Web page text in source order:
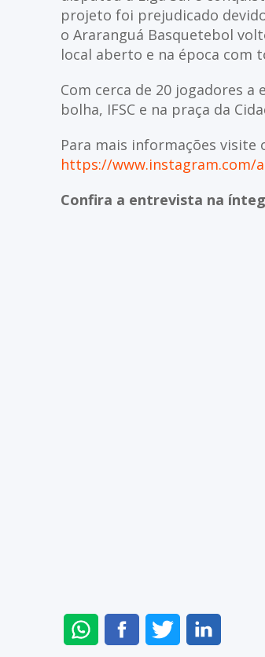
projeto foi prejudicado
o Araranguá Basquetebol
local aberto e na época com
Com cerca de 20 jogadores
bolha, IFSC e na praça da
Para mais informações
https://www.instagram.com/
Confira a entrevista na
ENVIAR
NO
COMPARTILHAR
NO
COMPARTILHAR
NO